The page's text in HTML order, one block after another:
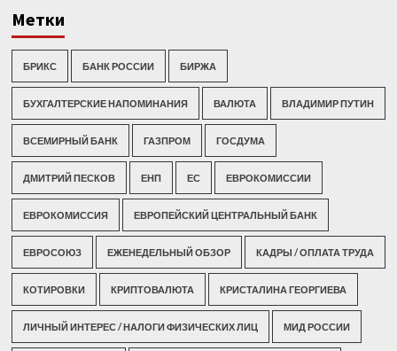
Метки
БРИКС БАНК РОССИИ БИРЖА
БУХГАЛТЕРСКИЕ НАПОМИНАНИЯ ВАЛЮТА ВЛАДИМИР ПУТИН
ВСЕМИРНЫЙ БАНК ГАЗПРОМ ГОСДУМА
ДМИТРИЙ ПЕСКОВ ЕНП ЕС ЕВРОКОМИССИИ
ЕВРОКОМИССИЯ ЕВРОПЕЙСКИЙ ЦЕНТРАЛЬНЫЙ БАНК
ЕВРОСОЮЗ ЕЖЕНЕДЕЛЬНЫЙ ОБЗОР КАДРЫ / ОПЛАТА ТРУДА
КОТИРОВКИ КРИПТОВАЛЮТА КРИСТАЛИНА ГЕОРГИЕВА
ЛИЧНЫЙ ИНТЕРЕС / НАЛОГИ ФИЗИЧЕСКИХ ЛИЦ МИД РОССИИ